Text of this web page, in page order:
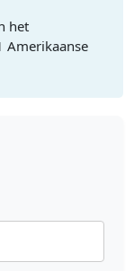
het
Amerikaanse